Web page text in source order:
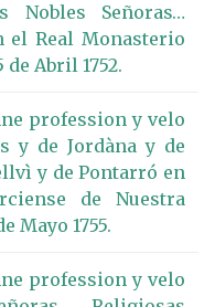
Señoras…
el Real Monasterio
de Abril 1752.
profession y velo
y de Jordàna y de
y de Pontarró en
de Nuestra
Mayo 1755.
profession y velo